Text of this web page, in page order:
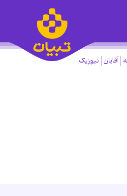
آقایان نیوزیک